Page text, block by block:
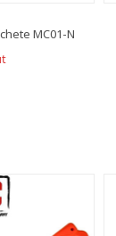
MC01-N